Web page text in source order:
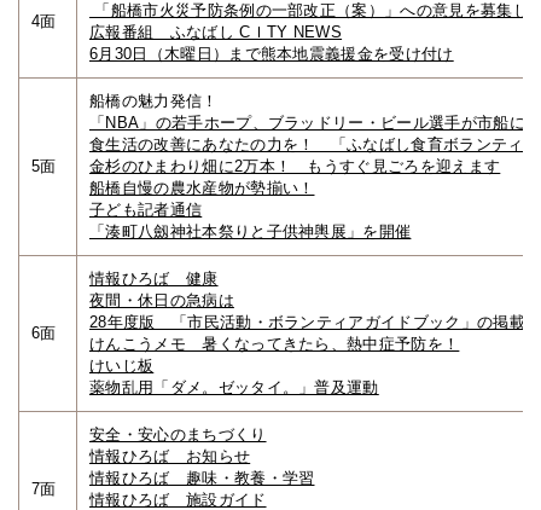
4面
「船橋市火災予防条例の一部改正（案）」への意見を募集し
広報番組 ふなばし CＩTY NEWS
6月30日（木曜日）まで熊本地震義援金を受け付け
5面
船橋の魅力発信！
「NBA」の若手ホープ、ブラッドリー・ビール選手が市船に！
食生活の改善にあなたの力を！ 「ふなばし食育ボランティ
金杉のひまわり畑に2万本！ もうすぐ見ごろを迎えます
船橋自慢の農水産物が勢揃い！
子ども記者通信
「湊町八劔神社本祭りと子供神輿展」を開催
6面
情報ひろば 健康
夜間・休日の急病は
28年度版 「市民活動・ボランティアガイドブック」の掲載
けんこうメモ 暑くなってきたら、熱中症予防を！
けいじ板
薬物乱用「ダメ。ゼッタイ。」普及運動
7面
安全・安心のまちづくり
情報ひろば お知らせ
情報ひろば 趣味・教養・学習
情報ひろば 施設ガイド